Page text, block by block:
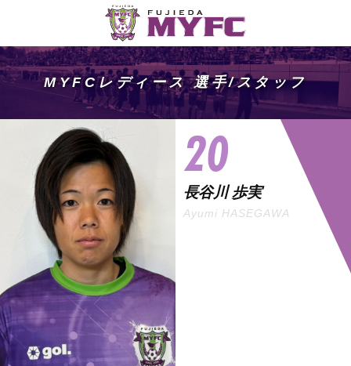
MYFCレディース 選手/スタッフ
20
長谷川 歩実
Ayumi HASEGAWA